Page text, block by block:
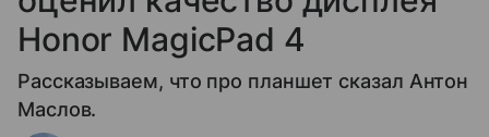
Honor MagicPad 4
Рассказываем, что про планшет сказал Антон
Маслов.